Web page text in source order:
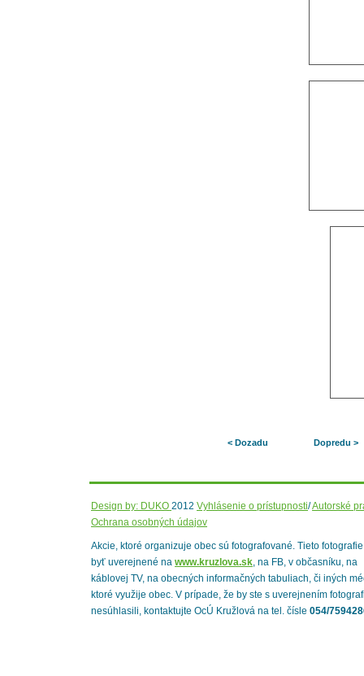
< Dozadu Dopredu >
Design by: DUKO 2012 Vyhlásenie o prístupnosti/Autorské
Ochrana osobných údajov
Akcie, ktoré organizuje obec sú fotografované. Tieto
byť uverejnené na www.kruzlova.sk, na FB, v občasníku, na
káblovej TV, na obecných informačných tabuliach, či iných
ktoré využije obec. V prípade, že by ste s uverejnením
nesúhlasili, kontaktujte OcÚ Kružlová na tel. čísle 054/